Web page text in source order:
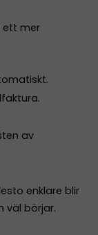
ett mer
av
enklare blir
väl börjar.